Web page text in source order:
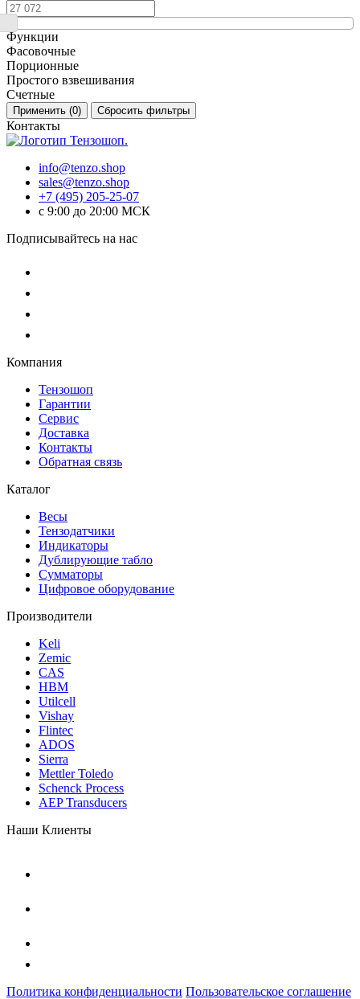
Функции
Фасовочные
Порционные
Простого взвешивания
Счетные
Применить (0) Сбросить фильтры
Контакты
info@tenzo.shop
sales@tenzo.shop
+7 (495) 205-25-07
с 9:00 до 20:00 МСК
Подписывайтесь на нас
Компания
Тензошоп
Гарантии
Сервис
Доставка
Контакты
Обратная связь
Каталог
Весы
Тензодатчики
Индикаторы
Дублирующие табло
Сумматоры
Цифровое оборудование
Производители
Keli
Zemic
CAS
HBM
Utilcell
Vishay
Flintec
ADOS
Sierra
Mettler Toledo
Schenck Process
AEP Transducers
Наши Клиенты
Политика конфиденциальности Пользовательское соглашение